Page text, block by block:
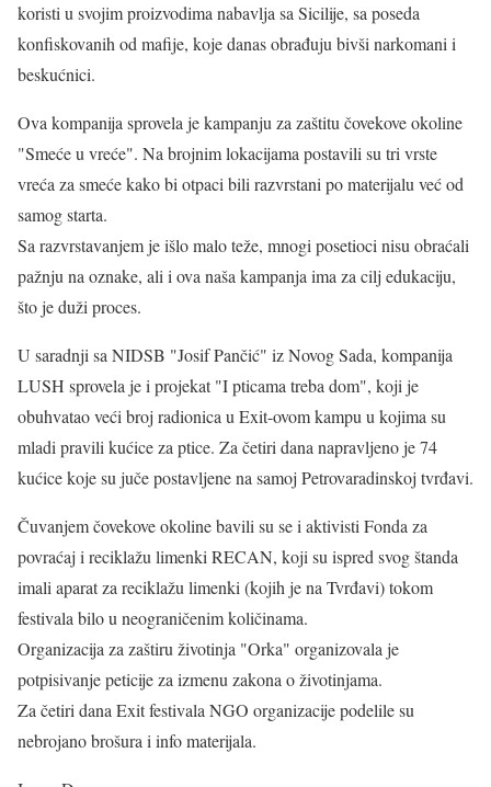
koristi u svojim proizvodima nabavlja sa Sicilije, sa poseda
konfiskovanih od mafije, koje danas obrađuju bivši narkomani i
beskućnici.
Ova kompanija sprovela je kampanju za zaštitu čovekove okoline
"Smeće u vreće". Na brojnim lokacijama postavili su tri vrste
vreća za smeće kako bi otpaci bili razvrstani po materijalu već od
samog starta.
Sa razvrstavanjem je išlo malo teže, mnogi posetioci nisu obraćali
pažnju na oznake, ali i ova naša kampanja ima za cilj edukaciju,
što je duži proces.
U saradnji sa NIDSB "Josif Pančić" iz Novog Sada, kompanija
LUSH sprovela je i projekat "I pticama treba dom", koji je
obuhvatao veći broj radionica u Exit-ovom kampu u kojima su
mladi pravili kućice za ptice. Za četiri dana napravljeno je 74
kućice koje su juče postavljene na samoj Petrovaradinskoj tvrđavi.
Čuvanjem čovekove okoline bavili su se i aktivisti Fonda za
povraćaj i reciklažu limenki RECAN, koji su ispred svog štanda
imali aparat za reciklažu limenki (kojih je na Tvrđavi) tokom
festivala bilo u neograničenim količinama.
Organizacija za zaštiru životinja "Orka" organizovala je
potpisivanje peticije za izmenu zakona o životinjama.
Za četiri dana Exit festivala NGO organizacije podelile su
nebrojano brošura i info materijala.